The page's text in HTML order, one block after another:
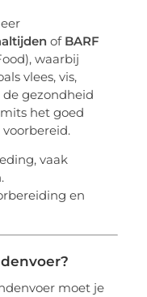
of BARF
waarbij
vlees, vis,
gezondheid
het goed
vaak
en
moet je